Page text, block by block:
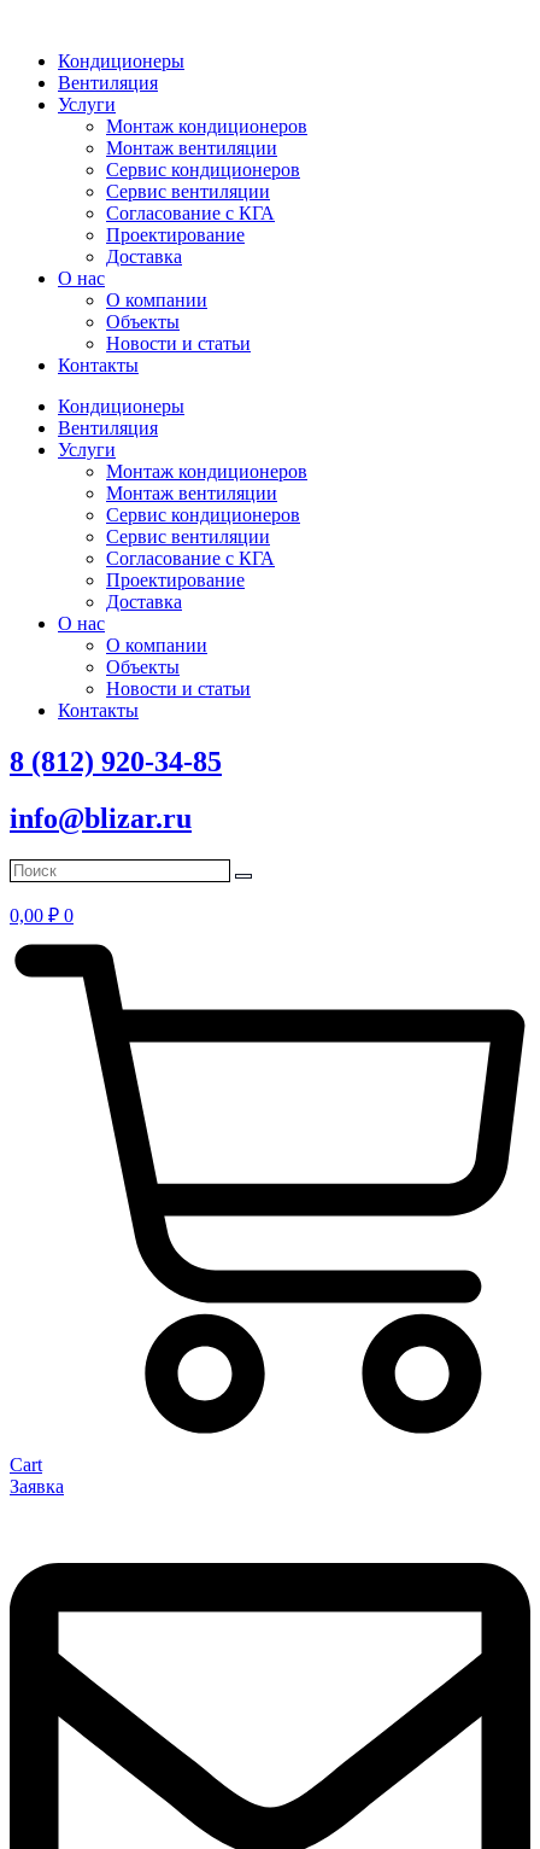
Кондиционеры
Вентиляция
Услуги
Монтаж кондиционеров
Монтаж вентиляции
Сервис кондиционеров
Сервис вентиляции
Согласование с КГА
Проектирование
Доставка
О нас
О компании
Объекты
Новости и статьи
Контакты
Кондиционеры
Вентиляция
Услуги
Монтаж кондиционеров
Монтаж вентиляции
Сервис кондиционеров
Сервис вентиляции
Согласование с КГА
Проектирование
Доставка
О нас
О компании
Объекты
Новости и статьи
Контакты
8 (812) 920-34-85
info@blizar.ru
0,00 ₽ 0
Cart
Заявка